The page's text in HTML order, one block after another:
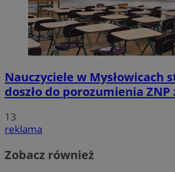
Nauczyciele w Mysłowicach
doszło do porozumienia ZNP
13
reklama
Zobacz również